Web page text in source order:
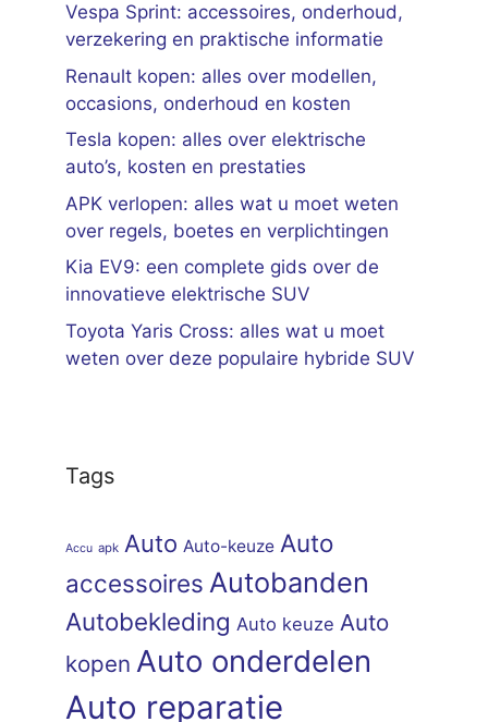
Vespa Sprint: accessoires, onderhoud,
verzekering en praktische informatie
Renault kopen: alles over modellen,
occasions, onderhoud en kosten
Tesla kopen: alles over elektrische
auto’s, kosten en prestaties
APK verlopen: alles wat u moet weten
over regels, boetes en verplichtingen
Kia EV9: een complete gids over de
innovatieve elektrische SUV
Toyota Yaris Cross: alles wat u moet
weten over deze populaire hybride SUV
Tags
Accu apk Auto Auto-keuze Auto
accessoires Autobanden
Autobekleding Auto keuze Auto
kopen Auto onderdelen
Auto reparatie